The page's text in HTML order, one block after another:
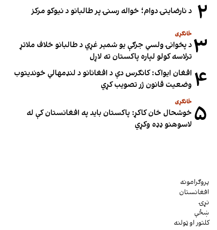
۲ د نارضایتۍ دوام؛ خواله رسنۍ پر طالبانو د نیوکو مرکز
۳ ځانګړی
د پخوانۍ ولسي جرګې یو شمېر غړي د طالبانو خلاف ملاتړ
ترلاسه کولو لپاره پاکستان ته لاړل
۴ افغان ایواک: کانګرس دې د افغانانو د لنډمهالي خوندیتوب
وضعیت قانون ژر تصویب کړي
۵ ځانګړی
خوشحال خان کاکړ: پاکستان بايد په افغانستان کې له
لاسوهنو ډډه وکړي
پروګرامونه
افغانستان
نړۍ
ښځې
کلتور او ټولنه